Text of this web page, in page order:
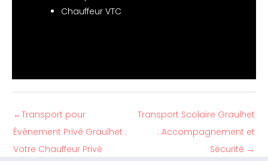
Chauffeur VTC
←Transport pour
Évènement Privé Graulhet :
Votre Chauffeur Privé
Transport Scolaire Graulhet
: Accompagnement et
Sécurité →